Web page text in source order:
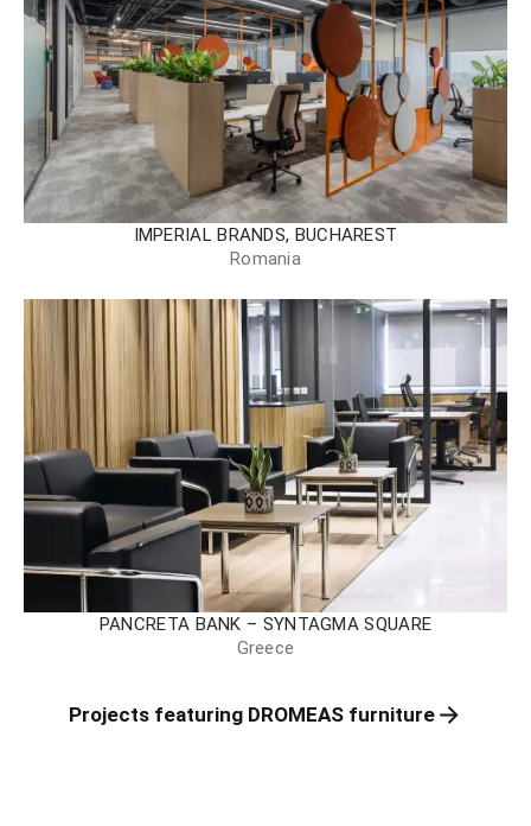
IMPERIAL BRANDS, BUCHAREST
Romania
PANCRETA BANK – SYNTAGMA SQUARE
Greece
Projects featuring DROMEAS furniture